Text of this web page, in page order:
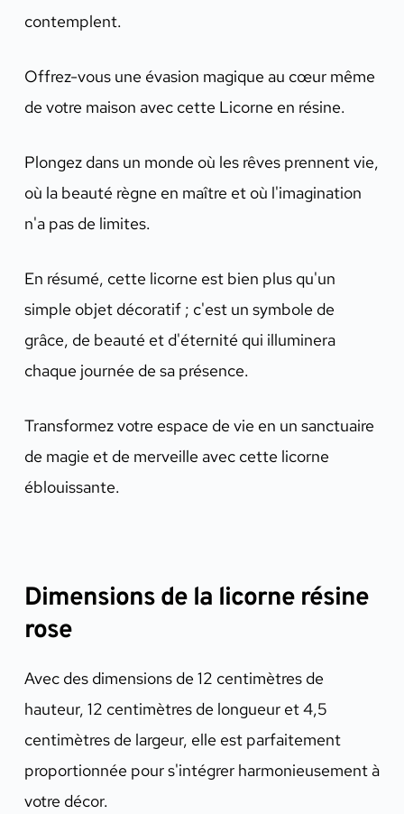
contemplent.
Offrez-vous une évasion magique au cœur même
de votre maison avec cette Licorne en résine.
Plongez dans un monde où les rêves prennent vie,
où la beauté règne en maître et où l'imagination
n'a pas de limites.
En résumé, cette licorne est bien plus qu'un
simple objet décoratif ; c'est un symbole de
grâce, de beauté et d'éternité qui illuminera
chaque journée de sa présence.
Transformez votre espace de vie en un sanctuaire
de magie et de merveille avec cette licorne
éblouissante.
Dimensions de la licorne résine
rose
Avec des dimensions de 12 centimètres de
hauteur, 12 centimètres de longueur et 4,5
centimètres de largeur, elle est parfaitement
proportionnée pour s'intégrer harmonieusement à
votre décor.